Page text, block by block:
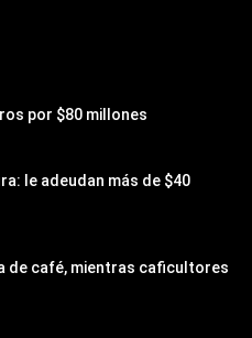
por $80 millones
le adeudan más de $40
de café, mientras caficultores